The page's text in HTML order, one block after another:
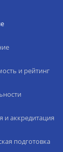
и рейтинг
и аккредитация
подготовка